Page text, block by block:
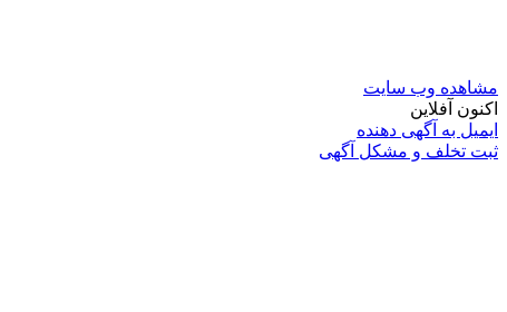
مشاهده وب سایت
اکنون آفلاین
ایمیل به آگهی دهنده
ثبت تخلف و مشکل آگهی